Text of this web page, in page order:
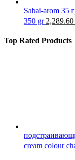
Sabai-arom 35
350 gr 2,289.60
Top Rated Products
cream colour